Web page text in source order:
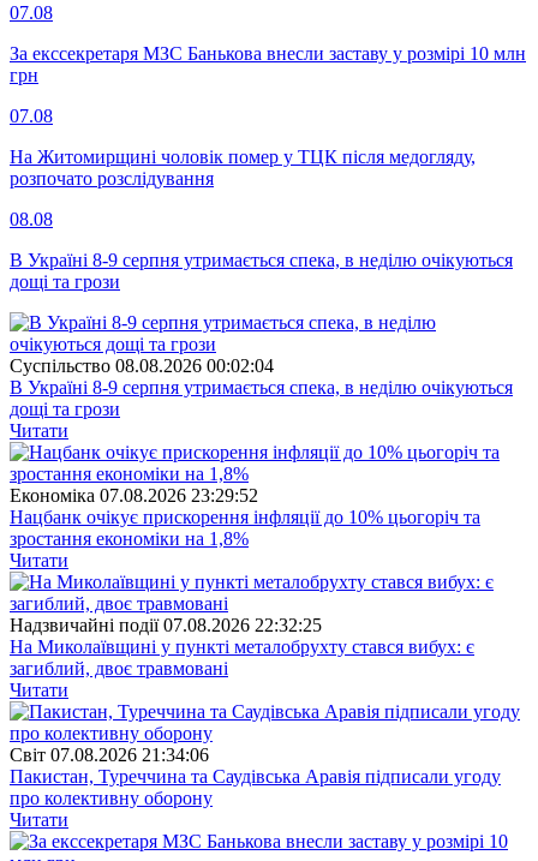
07.08
За екссекретаря МЗС Банькова внесли заставу у розмірі 10 млн
грн
07.08
На Житомирщині чоловік помер у ТЦК після медогляду,
розпочато розслідування
08.08
В Україні 8-9 серпня утримається спека, в неділю очікуються
дощі та грози
Суспiльство 08.08.2026 00:02:04
В Україні 8-9 серпня утримається спека, в неділю очікуються
дощі та грози
Читати
Економіка 07.08.2026 23:29:52
Нацбанк очікує прискорення інфляції до 10% цьогоріч та
зростання економіки на 1,8%
Читати
Надзвичайні події 07.08.2026 22:32:25
На Миколаївщині у пункті металобрухту стався вибух: є
загиблий, двоє травмовані
Читати
Свiт 07.08.2026 21:34:06
Пакистан, Туреччина та Саудівська Аравія підписали угоду
про колективну оборону
Читати